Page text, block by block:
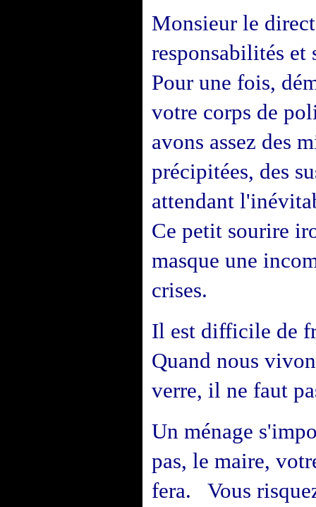
Monsieur le
responsabilités et
Pour une fois,
votre corps de
avons assez des
précipitées, des
attendant
Ce petit sourire
masque une
crises.
Il est difficile de
Quand nous
verre, il ne faut
Un ménage
pas, le maire,
fera. Vous